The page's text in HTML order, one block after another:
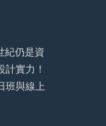
紀仍是資
實力！
班與線上